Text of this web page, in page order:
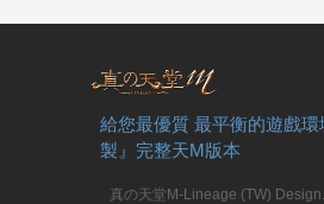
給您最優質 最平衡的遊戲
製』完整天M版本
真の天堂M-Lineage (TW)